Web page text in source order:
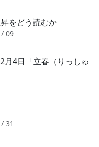
をどう読むか
09
4日「立春（りっしゅ
31